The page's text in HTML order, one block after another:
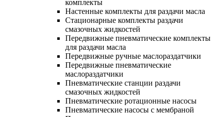
комплекты
Настенные комплекты для раздачи масла
Стационарные комплекты раздачи
смазочных жидкостей
Передвижные пневматические комплекты
для раздачи масла
Передвижные ручные маслораздатчики
Передвижные пневматические
маслораздатчики
Пневматические станции раздачи
смазочных жидкостей
Пневматические ротационные насосы
Пневматические насосы с мембраной